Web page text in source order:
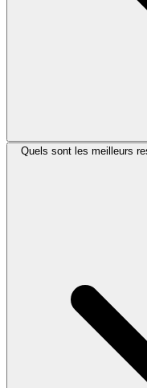
Quels sont les meilleurs